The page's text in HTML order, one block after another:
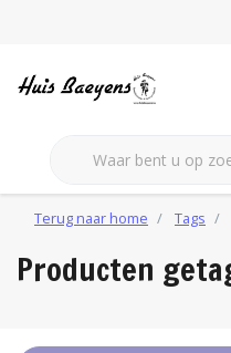
Terug naar home Tags
Producten